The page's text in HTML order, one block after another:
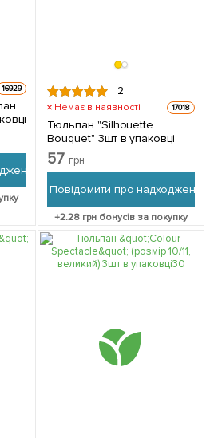
16929 2
Немає в наявності 17018
Тюльпан "Silhouette
Bouquet" 3шт в упаковці
57 грн
Повідомити про надходження
+2.28 грн бонусів за покупку